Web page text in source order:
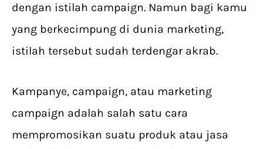
dengan istilah campaign. Namun bagi kamu
yang berkecimpung di dunia marketing,
istilah tersebut sudah terdengar akrab.
Kampanye, campaign, atau marketing
campaign adalah salah satu cara
mempromosikan suatu produk atau jasa